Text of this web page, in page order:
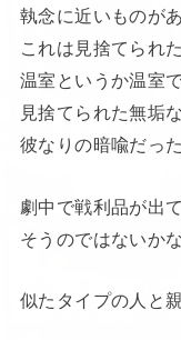
執念に近いものが
これは見捨てられ
温室というか温室
見捨てられた無垢
彼なりの暗喩だっ
劇中で戦利品が出
そうのではないか
似たタイプの人と